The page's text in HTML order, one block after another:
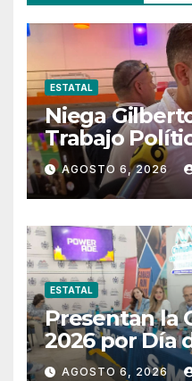
ESTATAL
Niega
Trabajo
DeAGOSTO 6, 2026
ESTATAL
Presentan la
2026 por Día
AGOSTO 6, 2026